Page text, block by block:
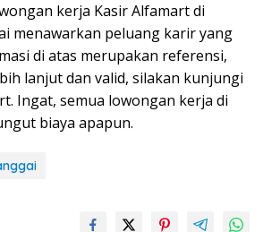
kerja Kasir Alfamart di
menawarkan peluang karir yang
di atas merupakan referensi,
lanjut dan valid, silakan kunjungi
Ingat, semua lowongan kerja di
biaya apapun.